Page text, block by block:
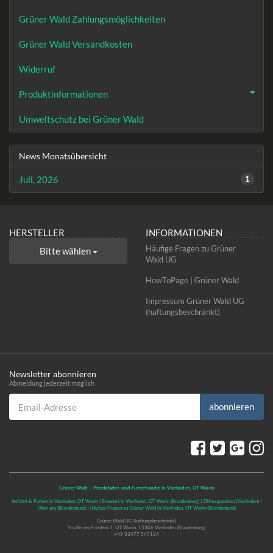
Grüner Wald Zahlungsmöglichkeiten
Grüner Wald Versandkosten
Widerruf
Produktinformationen
Umweltschutz bei Grüner Wald
News Monatsübersicht
Juli, 2026 1
HERSTELLER
Bitte wählen
INFORMATIONEN
Häufige Fragen zu Grüner
Wald UG
HowToPage | Grüner Wald
Impressum Grüner Wald UG
(haftungsbeschränkt)
Newsletter abonnieren
Abmeldung jederzeit möglich
Email-Adresse
abonnieren
Grüner Wald – Pferdeladen und Futterhandel in Vierlinden, OT Worin
Anfahrt & Parken in Vierlinden, OT Worin | Standort in Vierlinden, OT Worin (Brandenburg) | Öffnungszeiten (Vierlinden) |
Über uns (Brandenburg) | Häufige Fragen zu Grüner Wald in Vierlinden, OT Worin (Brandenburg)
Grüner Wald UG (haftungsbeschränkt)
Straße des Friedens 1, OT Worin, 15306 Vierlinden (Brandenburg)
+49 33477 547134